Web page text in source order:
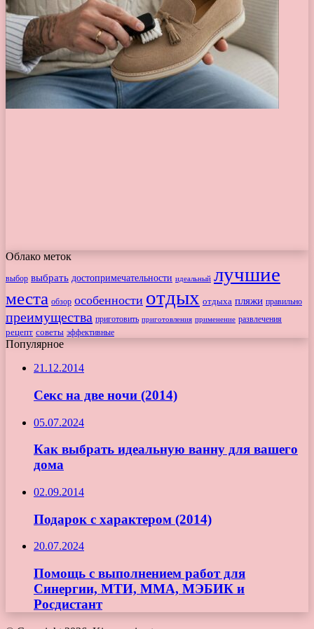
Облако меток
выбор выбрать достопримечательности идеальный лучшие
места обзор особенности отдых отдыха пляжи правильно
преимущества приготовить приготовления применение развлечения
рецепт советы эффективные
Популярное
21.12.2014
Секс на две ночи (2014)
05.07.2024
Как выбрать идеальную ванну для вашего
дома
02.09.2014
Подарок с характером (2014)
20.07.2024
Помощь с выполнением работ для
Синергии, МТИ, ММА, МЭБИК и
Росдистант